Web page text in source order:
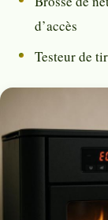
d’accès
Testeur de